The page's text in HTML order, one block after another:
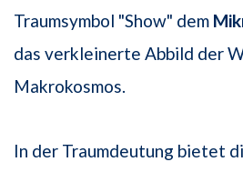
Traumsymbol "Show" dem
das verkleinerte Abbild der
Makrokosmos.
In der Traumdeutung bietet